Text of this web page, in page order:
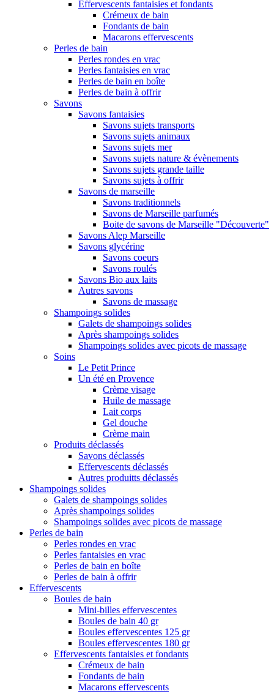
Effervescents fantaisies et fondants
Crémeux de bain
Fondants de bain
Macarons effervescents
Perles de bain
Perles rondes en vrac
Perles fantaisies en vrac
Perles de bain en boîte
Perles de bain à offrir
Savons
Savons fantaisies
Savons sujets transports
Savons sujets animaux
Savons sujets mer
Savons sujets nature & évènements
Savons sujets grande taille
Savons sujets à offrir
Savons de marseille
Savons traditionnels
Savons de Marseille parfumés
Boite de savons de Marseille "Découverte"
Savons Alep Marseille
Savons glycérine
Savons coeurs
Savons roulés
Savons Bio aux laits
Autres savons
Savons de massage
Shampoings solides
Galets de shampoings solides
Après shampoings solides
Shampoings solides avec picots de massage
Soins
Le Petit Prince
Un été en Provence
Crème visage
Huile de massage
Lait corps
Gel douche
Crème main
Produits déclassés
Savons déclassés
Effervescents déclassés
Autres produitts déclassés
Shampoings solides
Galets de shampoings solides
Après shampoings solides
Shampoings solides avec picots de massage
Perles de bain
Perles rondes en vrac
Perles fantaisies en vrac
Perles de bain en boîte
Perles de bain à offrir
Effervescents
Boules de bain
Mini-billes effervescentes
Boules de bain 40 gr
Boules effervescentes 125 gr
Boules effervescentes 180 gr
Effervescents fantaisies et fondants
Crémeux de bain
Fondants de bain
Macarons effervescents